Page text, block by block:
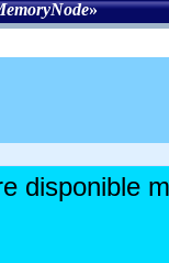
»
disponible